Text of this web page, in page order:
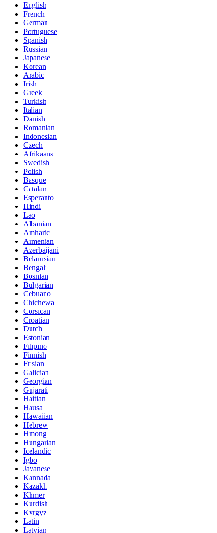
English
French
German
Portuguese
Spanish
Russian
Japanese
Korean
Arabic
Irish
Greek
Turkish
Italian
Danish
Romanian
Indonesian
Czech
Afrikaans
Swedish
Polish
Basque
Catalan
Esperanto
Hindi
Lao
Albanian
Amharic
Armenian
Azerbaijani
Belarusian
Bengali
Bosnian
Bulgarian
Cebuano
Chichewa
Corsican
Croatian
Dutch
Estonian
Filipino
Finnish
Frisian
Galician
Georgian
Gujarati
Haitian
Hausa
Hawaiian
Hebrew
Hmong
Hungarian
Icelandic
Igbo
Javanese
Kannada
Kazakh
Khmer
Kurdish
Kyrgyz
Latin
Latvian